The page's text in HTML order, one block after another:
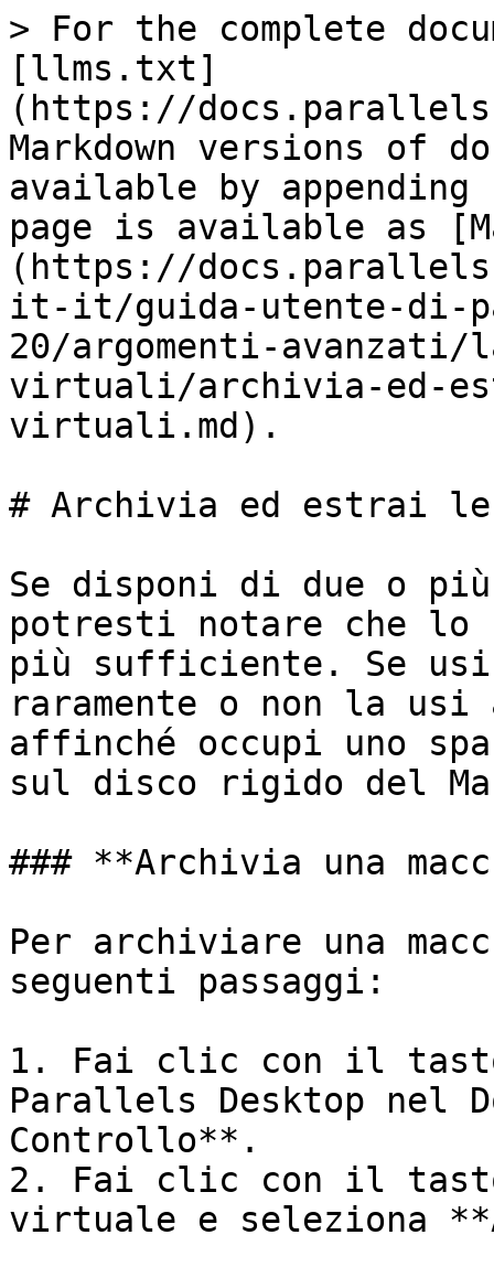
> For the complete
[llms.txt]
(https://
Markdown versions of
available by
page is available as
(https://
it-it/guida-utente-di-
20/argomenti-avanzati/
virtuali/archivia-ed-
virtuali.md).
# Archivia ed estrai
Se disponi di due o
potresti notare che lo
più sufficiente. Se usi
raramente o non la
affinché occupi uno
sul disco rigido del
### **Archivia una
Per archiviare una
seguenti passaggi:
1. Fai clic con il
Parallels Desktop nel
Controllo**.
2. Fai clic con il tasto
virtuale e seleziona